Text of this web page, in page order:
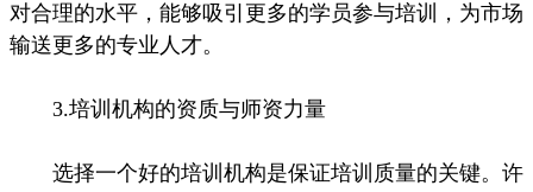
对合理的水平，能够吸引更多的学员参与培训，为市场
输送更多的专业人才。
3.培训机构的资质与师资力量
选择一个好的培训机构是保证培训质量的关键。许